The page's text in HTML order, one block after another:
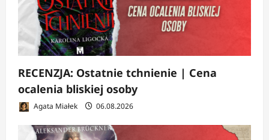
RECENZJA: Ostatnie tchnienie | Cena
ocalenia bliskiej osoby
Agata Miałek 06.08.2026